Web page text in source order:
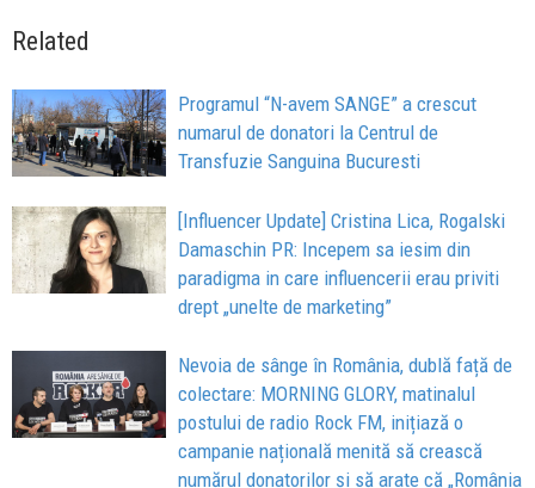
Related
Programul “N-avem SANGE” a crescut
numarul de donatori la Centrul de
Transfuzie Sanguina Bucuresti
[Influencer Update] Cristina Lica, Rogalski
Damaschin PR: Incepem sa iesim din
paradigma in care influencerii erau priviti
drept „unelte de marketing”
Nevoia de sânge în România, dublă față de
colectare: MORNING GLORY, matinalul
postului de radio Rock FM, inițiază o
campanie națională menită să crească
numărul donatorilor și să arate că „România